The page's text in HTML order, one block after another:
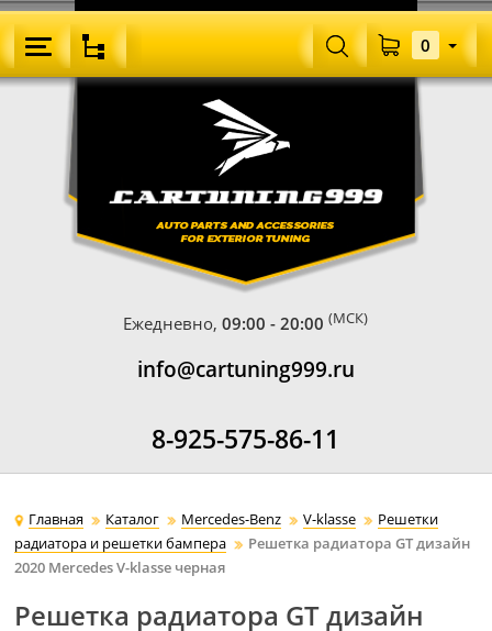
Ежедневно,09:00 - 20:00 (МСК)
info@cartuning999.ru
8-925-575-86-11
0
Главная Каталог Mercedes-Benz V-klasse
Решетки
радиатора и решетки бампера
Решетка радиатора GT дизайн
2020 Mercedes V-klasse черная
Решетка радиатора GT дизайн